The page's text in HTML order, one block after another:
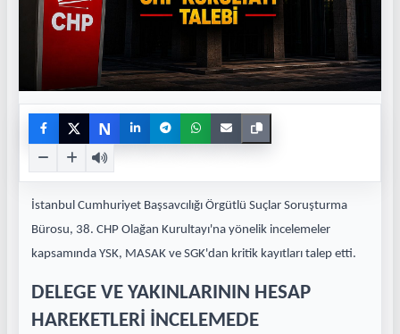
N
İstanbul Cumhuriyet Başsavcılığı Örgütlü Suçlar Soruşturma
Bürosu, 38. CHP Olağan Kurultayı'na yönelik incelemeler
kapsamında YSK, MASAK ve SGK'dan kritik kayıtları talep etti.
DELEGE VE YAKINLARININ HESAP
HAREKETLERİ İNCELEMEDE